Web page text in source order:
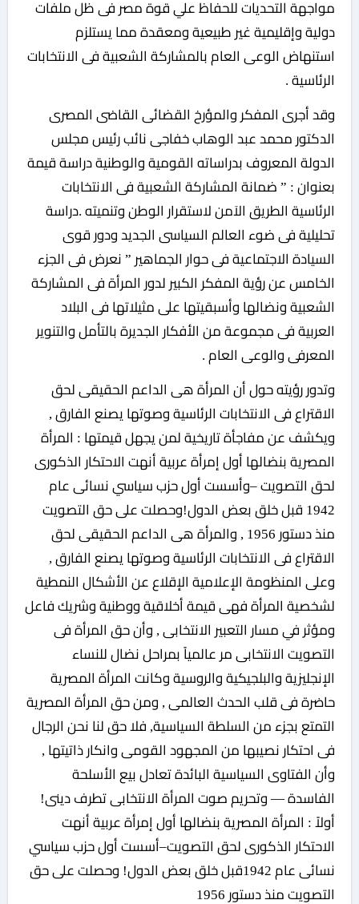
مواجهة التحديات للحفاظ علي قوة مصر فى ظل ملفات
دولية وإقليمية غير طبيعية ومعقدة مما يستلزم
استنهاض الوعى العام بالمشاركة الشعبية فى الانتخابات
الرئاسية .
وقد أجرى المفكر والمؤرخ القضائى القاضى المصرى
الدكتور محمد عبد الوهاب خفاجى نائب رئيس مجلس
الدولة المعروف بدراساته القومية والوطنية دراسة قيمة
بعنوان : ” ضمانة المشاركة الشعبية فى الانتخابات
الرئاسية الطريق الاَمن لاستقرار الوطن وتنميته .دراسة
تحليلية فى ضوء العالم السياسى الجديد ودور قوى
السيادة الاجتماعية فى حوار الجماهير ” نعرض فى الجزء
الخامس عن رؤية المفكر الكبير لدور المرأة فى المشاركة
الشعبية ونضالها وأسبقيتها على مثيلاتها فى البلاد
العربية فى مجموعة من الأفكار الجديرة بالتأمل والتنوير
المعرفى والوعى العام .
وتدور رؤيته حول أن المرأة هى الداعم الحقيقى لحق
الاقتراع فى الانتخابات الرئاسية وصوتها يصنع الفارق ,
ويكشف عن مفاجأة تاريخية لمن يجهل قيمتها : المرأة
المصرية بنضالها أول إمرأة عربية أنهت الاحتكار الذكورى
لحق التصويت –وأسست أول حزب سياسي نسائى عام
1942 قبل خلق بعض الدول!وحصلت على حق التصويت
منذ دستور 1956 , والمرأة هى الداعم الحقيقى لحق
الاقتراع فى الانتخابات الرئاسية وصوتها يصنع الفارق ,
وعلى المنظومة الإعلامية الإقلاع عن الأشكال النمطية
لشخصية المرأة فهى قيمة أخلاقية ووطنية وشريك فاعل
ومؤثر في مسار التعبير الانتخابى , وأن حق المرأة فى
التصويت الانتخابى مر عالمياً بمراحل نضال للنساء
الإنجليزية والبلجيكية والروسية وكانت المرأة المصرية
حاضرة فى قلب الحدث العالمى , ومن حق المرأة المصرية
التمتع بجزء من السلطة السياسية, فلا حق لنا نحن الرجال
فى احتكار نصيبها من المجهود القومى وانكار ذاتيتها ,
وأن الفتاوى السياسية البائدة تعادل بيع الأسلحة
الفاسدة — وتحريم صوت المرأة الانتخابى تطرف دينى!
أولاً : المرأة المصرية بنضالها أول إمرأة عربية أنهت
الاحتكار الذكورى لحق التصويت–أسست أول حزب سياسي
نسائى عام 1942قبل خلق بعض الدول! وحصلت على حق
التصويت منذ دستور 1956